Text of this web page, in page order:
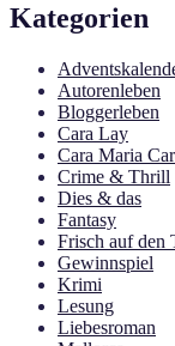
Kategorien
Autorenleben
Bloggerleben
Cara Lay
Cara Maria
Crime & Thrill
Dies & das
Fantasy
Frisch auf den
Gewinnspiel
Krimi
Lesung
Liebesroman